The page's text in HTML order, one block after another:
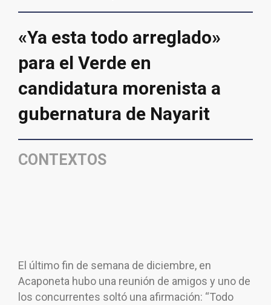
«Ya esta todo arreglado»
para el Verde en
candidatura morenista a
gubernatura de Nayarit
CONTEXTOS
El último fin de semana de diciembre, en
Acaponeta hubo una reunión de amigos y uno de
los concurrentes soltó una afirmación: “Todo